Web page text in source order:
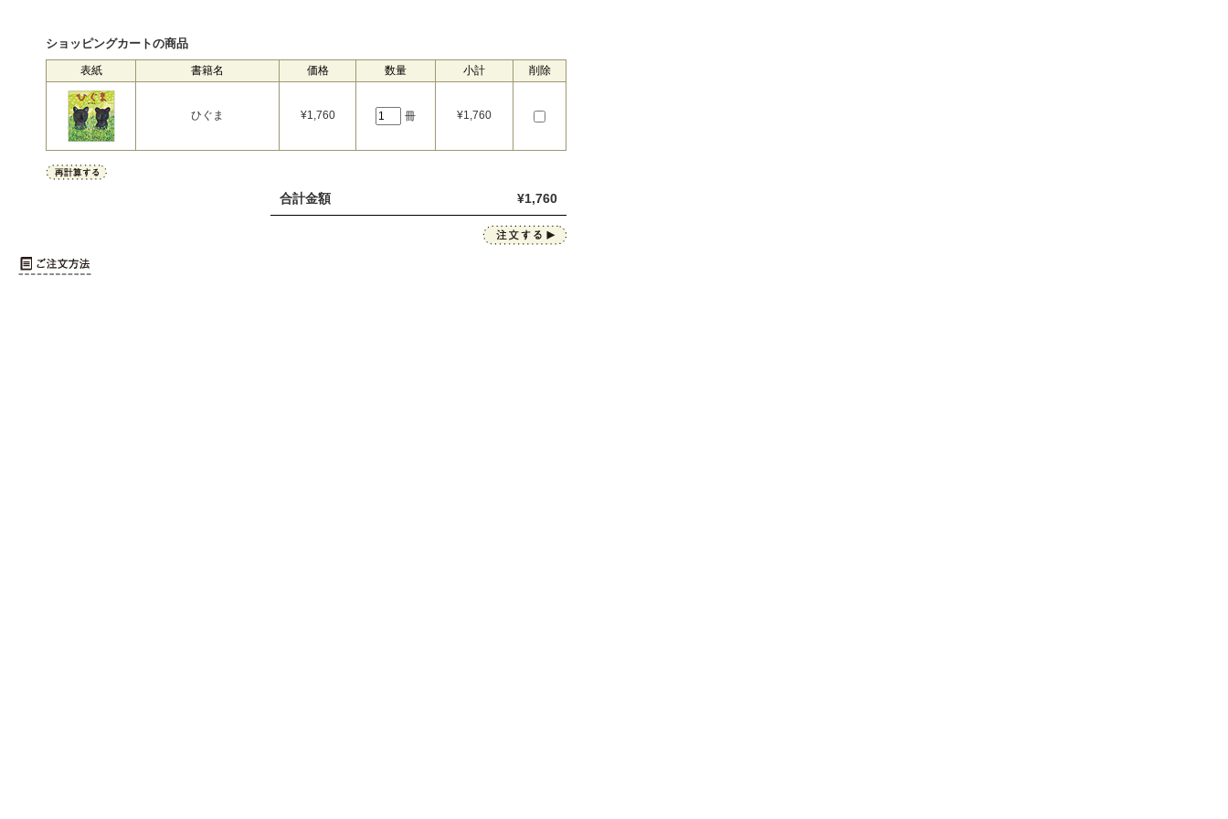
ショッピングカートの商品
表紙 書籍名 価格 数量 小計 削除
ひぐま ¥1,760 冊 ¥1,760
合計金額 ¥1,760